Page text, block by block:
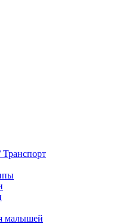
Транспорт
малышей